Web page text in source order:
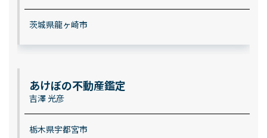
茨城県龍ヶ崎市
あけぼの不動産鑑定
吉澤 光彦
栃木県宇都宮市